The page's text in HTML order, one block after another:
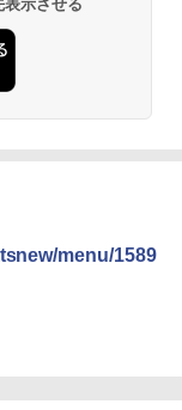
示させる
menu/1589